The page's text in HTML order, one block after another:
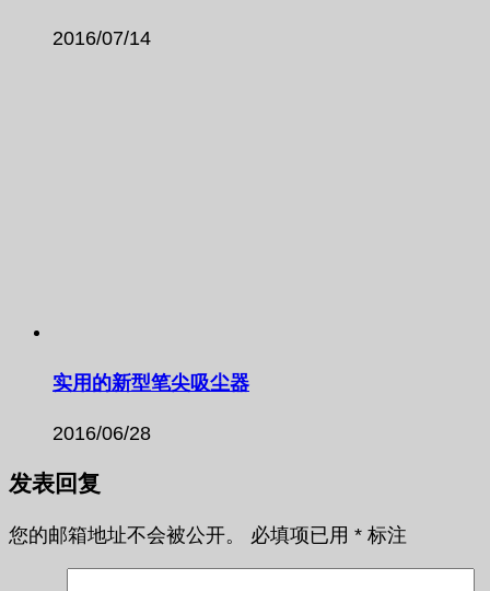
2016/07/14
实用的新型笔尖吸尘器
2016/06/28
发表回复
您的邮箱地址不会被公开。 必填项已用 * 标注